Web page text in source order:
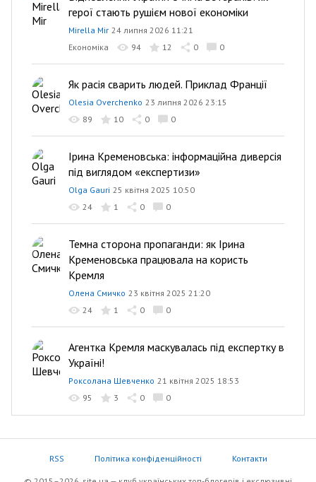
герої стають рушієм нової економіки
Mirella Mir 24 липня 2026 11:21
Економіка
94 12 0 0
Як расія сварить людей. Приклад Франції
Olesia Overchenko 23 липня 2026 23:15
89
10 0 0
Ірина Кременовська: інформаційна диверсія
під виглядом «експертизи»
Olga Gauri 25 квітня 2025 10:50
24
1 0 0
Темна сторона пропаганди: як Ірина
Кременовська працювала на користь
Кремля
Олена Смичко 23 квітня 2025 21:20
24
1 0 0
Агентка Кремля маскувалась під експертку в
Україні!
Роксолана Шевченко 21 квітня 2025 18:53
95
3 0 0
RSS Політика конфіденційності Контакти